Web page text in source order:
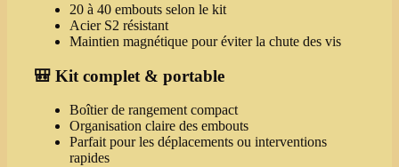
20 à 40 embouts selon le kit
Acier S2 résistant
Maintien magnétique pour éviter la chute des vis
🎒 Kit complet & portable
Boîtier de rangement compact
Organisation claire des embouts
Parfait pour les déplacements ou interventions
rapides